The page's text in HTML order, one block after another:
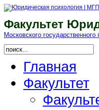
Факультет
Московского гоcударственного
Главная
Факультет